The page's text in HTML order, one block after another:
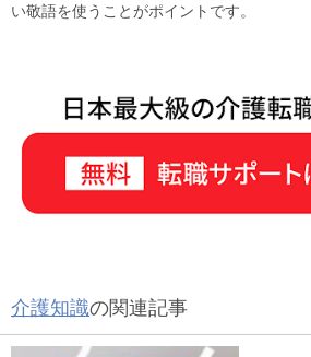
い敬語を使うことがポイントです。
介護知識の関連記事